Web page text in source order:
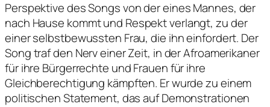
Perspektive des Songs von der eines Mannes, der
nach Hause kommt und Respekt verlangt, zu der
einer selbstbewussten Frau, die ihn einfordert. Der
Song traf den Nerv einer Zeit, in der Afroamerikaner
für ihre Bürgerrechte und Frauen für ihre
Gleichberechtigung kämpften. Er wurde zu einem
politischen Statement, das auf Demonstrationen